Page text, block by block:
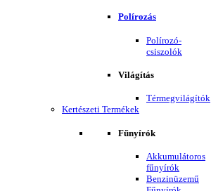
Polírozás
Polírozó-
csiszolók
Világítás
Térmegvilágítók
Kertészeti Termékek
Fűnyírók
Akkumulátoros
fűnyírók
Benzinüzemű